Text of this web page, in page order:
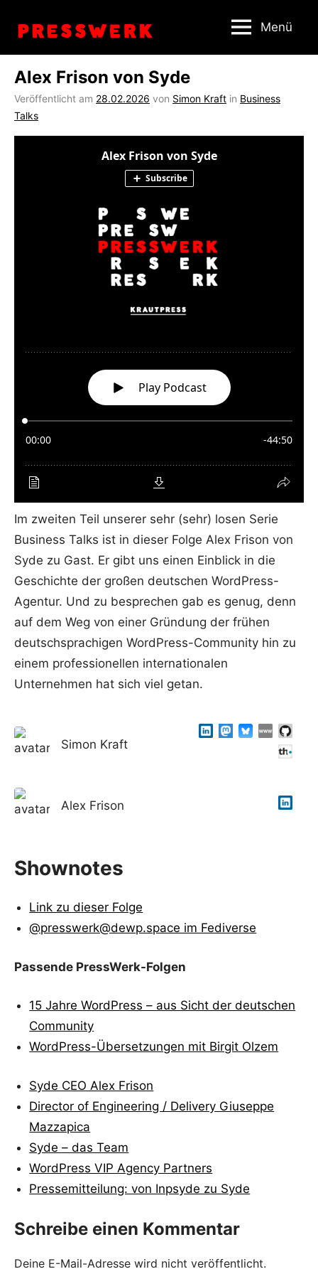
Inhalt
Menü
Alex Frison von Syde
Veröffentlicht am 28.02.2026 von Simon Kraft in Business
Talks
Im zweiten Teil unserer sehr (sehr) losen Serie
Business Talks ist in dieser Folge Alex Frison von
Syde zu Gast. Er gibt uns einen Einblick in die
Geschichte der großen deutschen WordPress-
Agentur. Und zu besprechen gab es genug, denn
auf dem Weg von einer Gründung der frühen
deutschsprachigen WordPress-Community hin zu
einem professionellen internationalen
Unternehmen hat sich viel getan.
Simon Kraft
Alex Frison
Shownotes
Link zu dieser Folge
@presswerk@dewp.space im Fediverse
Passende PressWerk-Folgen
15 Jahre WordPress – aus Sicht der deutschen
Community
WordPress-Übersetzungen mit Birgit Olzem
Syde CEO Alex Frison
Director of Engineering / Delivery Giuseppe
Mazzapica
Syde – das Team
WordPress VIP Agency Partners
Pressemitteilung: von Inpsyde zu Syde
Schreibe einen Kommentar
Deine E-Mail-Adresse wird nicht veröffentlicht.